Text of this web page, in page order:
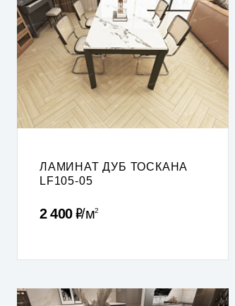
ЛАМИНАТ ДУБ ТОСКАНА
LF105-05
2 400Р м2